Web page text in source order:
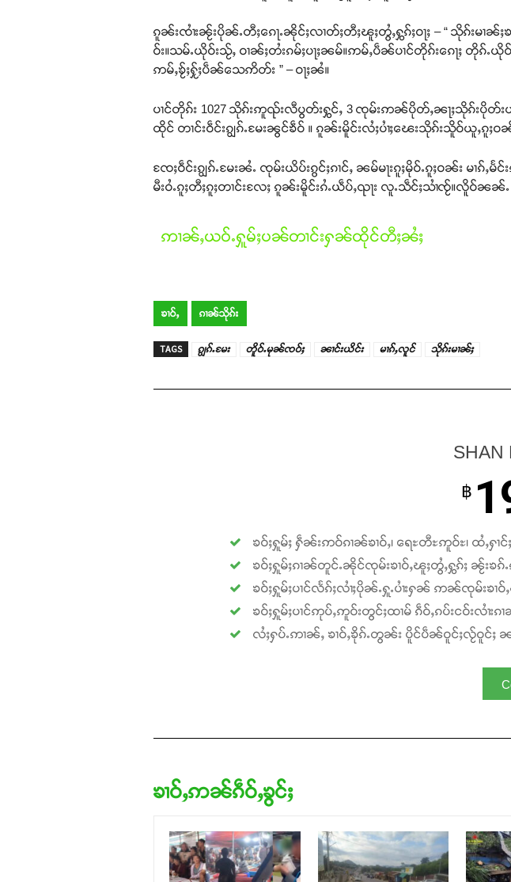
ၵူၼ်းၸၢႆးၼႂ်းပိုၼ်ႉတီႈၵေႃႉၼိုင်ႈလၢတ်ႈတီႈၽူႈတွႆႇႁွၵ်ႈဝႃႈ – “ သိုၵ်းမၢၼ်
ဝ်း။သမ်ႉယိုဝ်းသႂ်ႇ ဝၢၼ်ႈတႆးၵမ်ႈပႃႈၼမ်။ဢမ်ႇပဵၼ်ပၢင်တိုၵ်းၵေႃႈ တိုၵ်ႉ
ဢမ်ႇၶႂ်ႈႁႂ်ႈပဵၼ်သေဢိတ်း ” – ဝႃႈၼႆ။
ပၢင်တိုၵ်း 1027 သိုၵ်းဢူၺ်းလီပွတ်းႁွင်ႇ 3 ၸုမ်းဢၼ်ပိုတ်ႇၼႃႈသိုၵ်းပိုတ်
ထိုင် တၢင်းဝဵင်းၵျွၵ်ႉမႄးၼွင်ၶဵဝ် ။ ၵူၼ်းမိူင်းလႆႈပၢႆႈၽေးသိုၵ်းသိူဝ်ယူႇၵူႈဝၼ်
ၸႄႈဝဵင်းၵျွၵ်ႉမႄးၼႆႉ ၸုမ်းယိပ်းၵွင်ႈၵၢင်ႇ ၼမ်မႃးၵူႈမိုဝ်ႉၵူႈဝၼ်း မၢ
မီးဝႆႉၵူႈတီႈၵူႈတၢင်းလႄႈ ၵူၼ်းမိူင်းၵႆႉယဵပ်ႇၺႃး လူႉသဵင်ႈသၢႆၸႂ်။လိူဝ်ၼၼ်ႉ
ဢၢၼ်ႇယဝ်ႉႁူမ်ႈပၼ်တၢင်းႁၼ်ထိုင်တီႈၼႆႈ
ၶၢဝ်ႇ ၵၢၼ်သိုၵ်း
TAGS ၵျွၵ်ႉမႄး တိူဝ်ႉမုၼ်ၸဝ်ႈ ၼၢင်းယိင်း မၢၵ်ႇလူင် သိုၵ်းမၢၼ်ႈ
SHAN
฿
ၶဝ်ႈႁူမ်ႈ ႁဵၼ်းဢဝ်ၵၢၼ်ၶၢဝ်ႇ၊ ရေႊတီႊဢူဝ်ႊ၊ ထႆႇႁ
ၶဝ်ႈႁူမ်ႈၵၢၼ်တူင်ႉၼိုင်ၸုမ်းၶၢဝ်ႇၽူႈတွႆႇႁွၵ်ႈ ၼႂ်းၶၵ်
ၶဝ်ႈႁူမ်ႈပၢင်လႅၵ်ႈလၢႆႈပိုၼ်ႉႁူႉပၢႆးႁၼ် ဢၼ်ၸုမ်းၶၢ
ၶဝ်ႈႁူမ်ႈပၢင်ဢုပ်ႇဢူဝ်းတွင်ႈထၢမ် ၵဵဝ်ႇၵပ်းငဝ်းလၢႆးၵ
လႆႈႁပ်ႉဢၢၼ်ႇ ၶၢဝ်ႇၶိုၵ်ႉတွၼ်း ပိူင်ပဵၼ်ဝူင်ႈလႂ်ဝူင်ႈ
ၶၢဝ်ႇဢၼ်ၵဵဝ်ႇၶွင်ႈ